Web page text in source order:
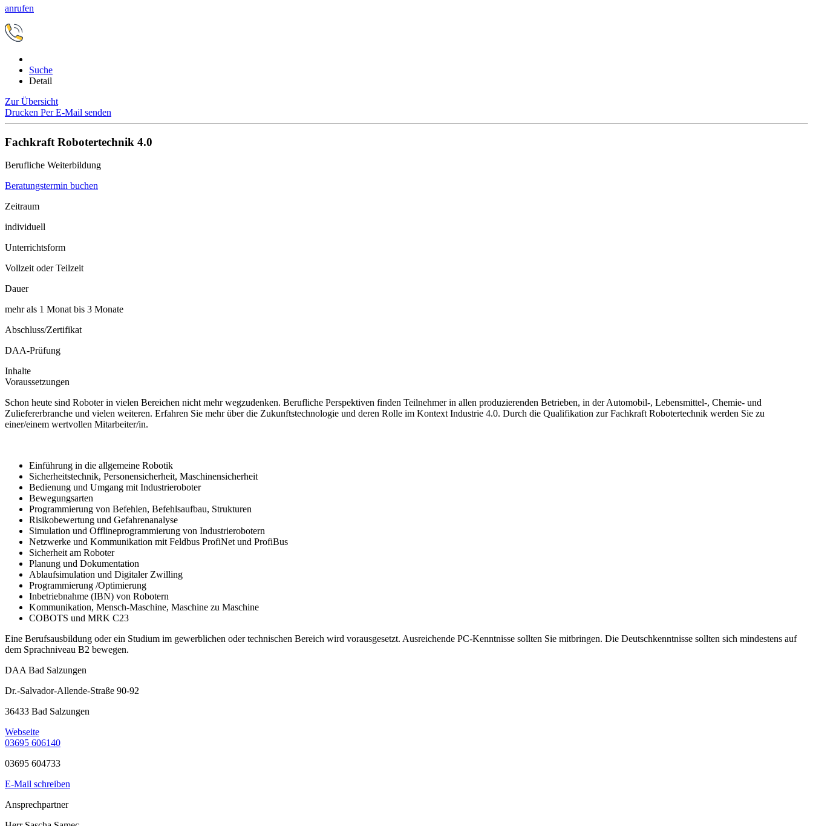
anrufen
Suche
Detail
Zur Übersicht
Drucken Per E-Mail senden
Fachkraft Robotertechnik 4.0
Berufliche Weiterbildung
Beratungstermin buchen
Zeitraum
individuell
Unterrichtsform
Vollzeit oder Teilzeit
Dauer
mehr als 1 Monat bis 3 Monate
Abschluss/Zertifikat
DAA-Prüfung
Inhalte
Voraussetzungen
Schon heute sind Roboter in vielen Bereichen nicht mehr wegzudenken. Berufliche Perspektiven finden Teilnehmer in allen produzierenden Betrieben, in der Automobil-, Lebensmittel-, Chemie- und
Zuliefererbranche und vielen weiteren. Erfahren Sie mehr über die Zukunftstechnologie und deren Rolle im Kontext Industrie 4.0. Durch die Qualifikation zur Fachkraft Robotertechnik werden Sie zu
einer/einem wertvollen Mitarbeiter/in.
Einführung in die allgemeine Robotik
Sicherheitstechnik, Personensicherheit, Maschinensicherheit
Bedienung und Umgang mit Industrieroboter
Bewegungsarten
Programmierung von Befehlen, Befehlsaufbau, Strukturen
Risikobewertung und Gefahrenanalyse
Simulation und Offlineprogrammierung von Industrierobotern
Netzwerke und Kommunikation mit Feldbus ProfiNet und ProfiBus
Sicherheit am Roboter
Planung und Dokumentation
Ablaufsimulation und Digitaler Zwilling
Programmierung /Optimierung
Inbetriebnahme (IBN) von Robotern
Kommunikation, Mensch-Maschine, Maschine zu Maschine
COBOTS und MRK C23
Eine Berufsausbildung oder ein Studium im gewerblichen oder technischen Bereich wird vorausgesetzt. Ausreichende PC-Kenntnisse sollten Sie mitbringen. Die Deutschkenntnisse sollten sich mindestens auf
dem Sprachniveau B2 bewegen.
DAA Bad Salzungen
Dr.-Salvador-Allende-Straße 90-92
36433 Bad Salzungen
Webseite
03695 606140
03695 604733
E-Mail schreiben
Ansprechpartner